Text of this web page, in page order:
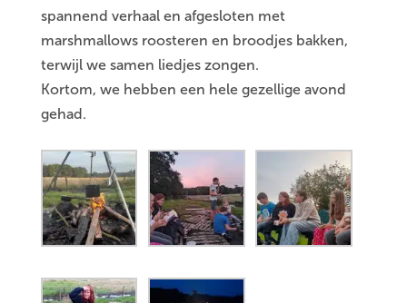
spannend verhaal en afgesloten met
marshmallows roosteren en broodjes bakken,
terwijl we samen liedjes zongen.
Kortom, we hebben een hele gezellige avond
gehad.